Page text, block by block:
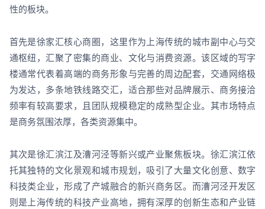
性的板块。
首先是徐家汇核心商圈，这里作为上海传统的城市副中心与交
通枢纽，汇聚了密集的商业、文化与消费资源。该区域的写字
楼通常代表着高端的商务形象与完善的周边配套，交通网络极
为发达，多条地铁线路交汇，适合那些对品牌展示、商务接洽
频率有较高要求，且团队规模稳定的成熟型企业。其市场特点
是商务氛围浓厚，各类资源集中。
其次是徐汇滨江及漕河泾等新兴或产业聚焦板块。徐汇滨江依
托其独特的文化景观和城市规划，吸引了大量文化创意、数字
科技类企业，形成了产城融合的新兴商务区。而漕河泾开发区
则是上海传统的科技产业高地，拥有深厚的创新生态和产业链